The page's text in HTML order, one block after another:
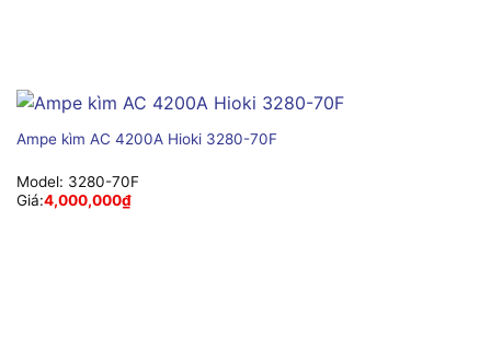
Ampe kìm AC 4200A Hioki 3280-70F
Model: 3280-70F
Giá:4,000,000₫